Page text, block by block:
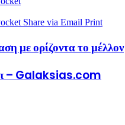
Share via Email Print
με ορίζοντα το μέλλον
– Galaksias.com